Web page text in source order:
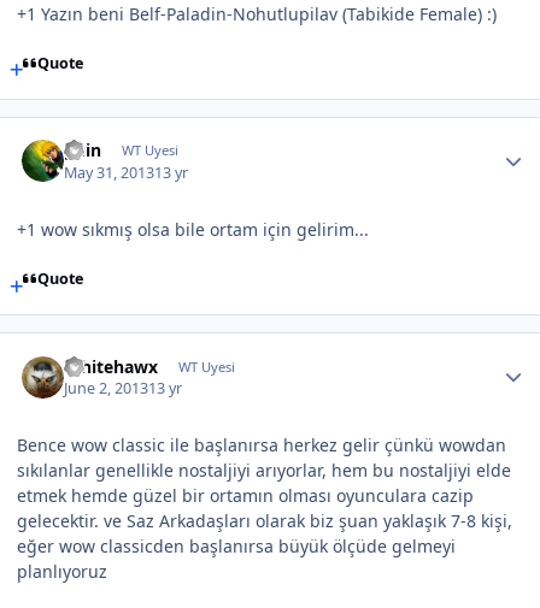
+1 Yazın beni Belf-Paladin-Nohutlupilav (Tabikide Female) :)
Quote
guin WT Uyesi
May 31, 201313 yr
+1 wow sıkmış olsa bile ortam için gelirim...
Quote
Whitehawx WT Uyesi
June 2, 201313 yr
Bence wow classic ile başlanırsa herkez gelir çünkü wowdan
sıkılanlar genellikle nostaljiyi arıyorlar, hem bu nostaljiyi elde
etmek hemde güzel bir ortamın olması oyunculara cazip
gelecektir. ve Saz Arkadaşları olarak biz şuan yaklaşık 7-8 kişi,
eğer wow classicden başlanırsa büyük ölçüde gelmeyi
planlıyoruz